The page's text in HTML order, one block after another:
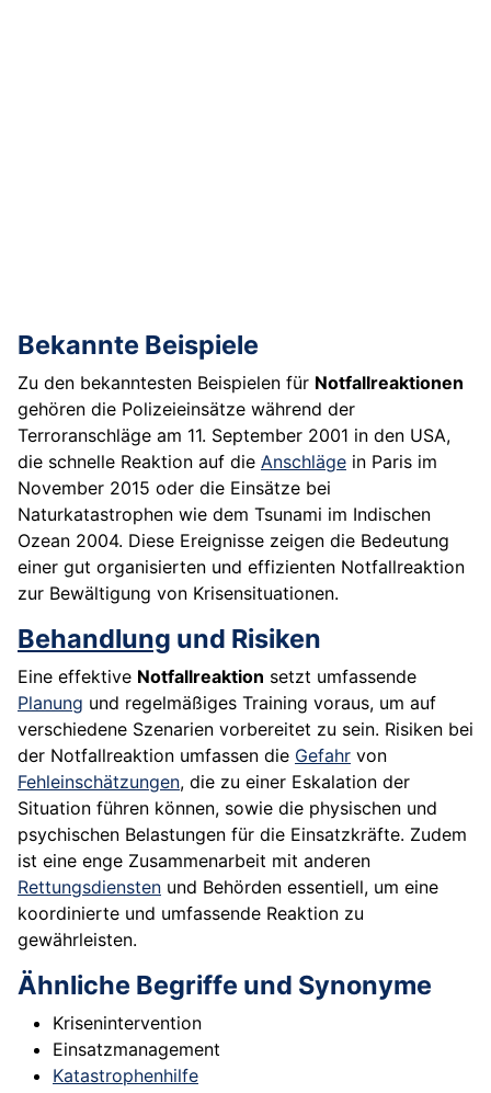
Bekannte Beispiele
Zu den bekanntesten Beispielen für Notfallreaktionen
gehören die Polizeieinsätze während der
Terroranschläge am 11. September 2001 in den USA,
die schnelle Reaktion auf die Anschläge in Paris im
November 2015 oder die Einsätze bei
Naturkatastrophen wie dem Tsunami im Indischen
Ozean 2004. Diese Ereignisse zeigen die Bedeutung
einer gut organisierten und effizienten Notfallreaktion
zur Bewältigung von Krisensituationen.
Behandlung und Risiken
Eine effektive Notfallreaktion setzt umfassende
Planung und regelmäßiges Training voraus, um auf
verschiedene Szenarien vorbereitet zu sein. Risiken bei
der Notfallreaktion umfassen die Gefahr von
Fehleinschätzungen, die zu einer Eskalation der
Situation führen können, sowie die physischen und
psychischen Belastungen für die Einsatzkräfte. Zudem
ist eine enge Zusammenarbeit mit anderen
Rettungsdiensten und Behörden essentiell, um eine
koordinierte und umfassende Reaktion zu
gewährleisten.
Ähnliche Begriffe und Synonyme
Krisenintervention
Einsatzmanagement
Katastrophenhilfe